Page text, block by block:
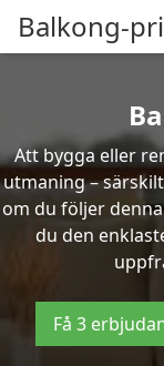
Balkong-
Att bygga eller
utmaning –
om du följer
du den
Få 3